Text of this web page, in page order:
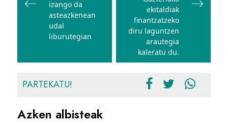
izango da
asteazkenean
udal
liburutegian
ekitaldiak
finantzatzeko
diru laguntzen
arautegia
kaleratu du.
PARTEKATU!
Azken albisteak